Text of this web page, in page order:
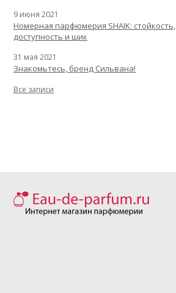
9 июня 2021
Номерная парфюмерия SHAIK: стойкость,
доступность и шик
31 мая 2021
Знакомьтесь, бренд Сильвана!
Все записи